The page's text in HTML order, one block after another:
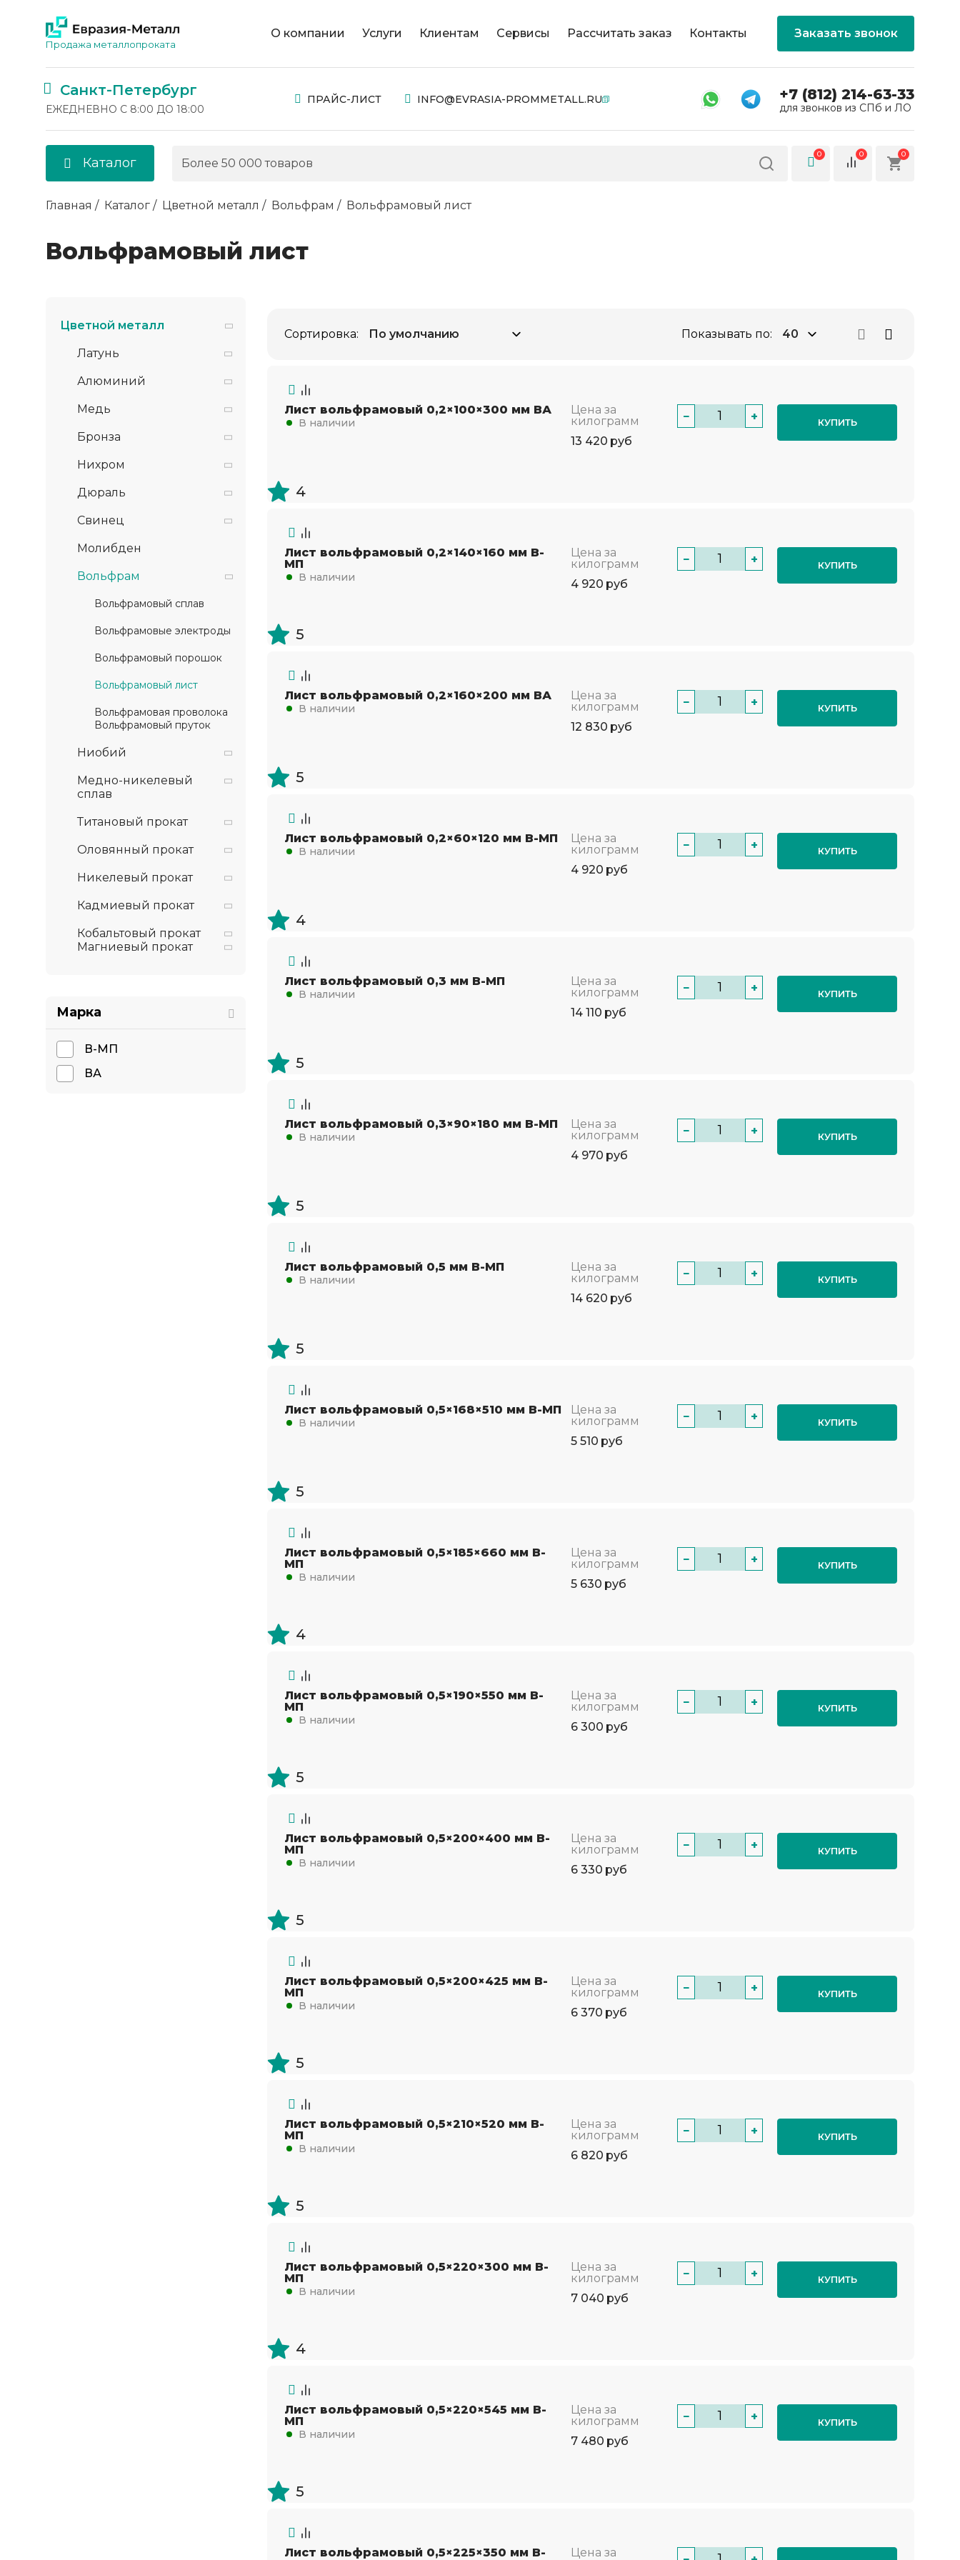
Продажа металлопроката
О компании Услуги Клиентам Сервисы Рассчитать заказ Контакты Заказать звонок
Санкт-Петербург
ЕЖЕДНЕВНО С 8:00 ДО 18:00
ПРАЙС-ЛИСТ INFO@EVRASIA-PROMMETALL.RU +7 (812) 214-63-33
для звонков из СПб и ЛО
Каталог
0 0 0
Главная Каталог Цветной металл Вольфрам Вольфрамовый лист
Вольфрамовый лист
Цветной металл
Латунь
Алюминий
Медь
Бронза
Нихром
Дюраль
Свинец
Молибден
Вольфрам
Вольфрамовый сплав
Вольфрамовые электроды
Вольфрамовый порошок
Вольфрамовый лист
Вольфрамовая проволока
Вольфрамовый пруток
Ниобий
Медно-никелевый
сплав
Титановый прокат
Оловянный прокат
Никелевый прокат
Кадмиевый прокат
Кобальтовый прокат
Магниевый прокат
Марка
В-МП
ВА
Сортировка: Показывать по:
Лист вольфрамовый 0,2×100×300 мм ВА
В наличии
Цена за
килограмм
13 420 руб
− + КУПИТЬ
4
Лист вольфрамовый 0,2×140×160 мм В-
МП
В наличии
Цена за
килограмм
4 920 руб
− + КУПИТЬ
5
Лист вольфрамовый 0,2×160×200 мм ВА
В наличии
Цена за
килограмм
12 830 руб
− + КУПИТЬ
5
Лист вольфрамовый 0,2×60×120 мм В-МП
В наличии
Цена за
килограмм
4 920 руб
− + КУПИТЬ
4
Лист вольфрамовый 0,3 мм В-МП
В наличии
Цена за
килограмм
14 110 руб
− + КУПИТЬ
5
Лист вольфрамовый 0,3×90×180 мм В-МП
В наличии
Цена за
килограмм
4 970 руб
− + КУПИТЬ
5
Лист вольфрамовый 0,5 мм В-МП
В наличии
Цена за
килограмм
14 620 руб
− + КУПИТЬ
5
Лист вольфрамовый 0,5×168×510 мм В-МП
В наличии
Цена за
килограмм
5 510 руб
− + КУПИТЬ
5
Лист вольфрамовый 0,5×185×660 мм В-
МП
В наличии
Цена за
килограмм
5 630 руб
− + КУПИТЬ
4
Лист вольфрамовый 0,5×190×550 мм В-
МП
В наличии
Цена за
килограмм
6 300 руб
− + КУПИТЬ
5
Лист вольфрамовый 0,5×200×400 мм В-
МП
В наличии
Цена за
килограмм
6 330 руб
− + КУПИТЬ
5
Лист вольфрамовый 0,5×200×425 мм В-
МП
В наличии
Цена за
килограмм
6 370 руб
− + КУПИТЬ
5
Лист вольфрамовый 0,5×210×520 мм В-
МП
В наличии
Цена за
килограмм
6 820 руб
− + КУПИТЬ
5
Лист вольфрамовый 0,5×220×300 мм В-
МП
В наличии
Цена за
килограмм
7 040 руб
− + КУПИТЬ
4
Лист вольфрамовый 0,5×220×545 мм В-
МП
В наличии
Цена за
килограмм
7 480 руб
− + КУПИТЬ
5
Лист вольфрамовый 0,5×225×350 мм В-
Цена за